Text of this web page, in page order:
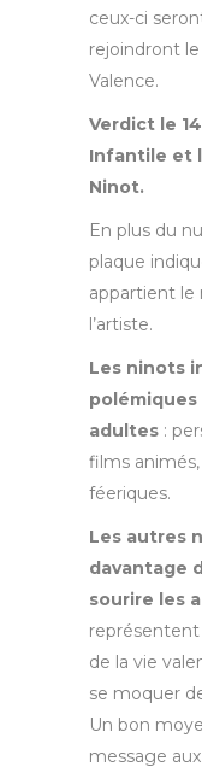
ceux-ci
rejoindront
Valence.
Verdict le
Infantile et
Ninot.
En plus du
plaque
appartient le
l’artiste.
Les ninots
adultes :
films
féeriques.
Les autres
davantage
sourire les
de la vie
se moquer
Un bon
message